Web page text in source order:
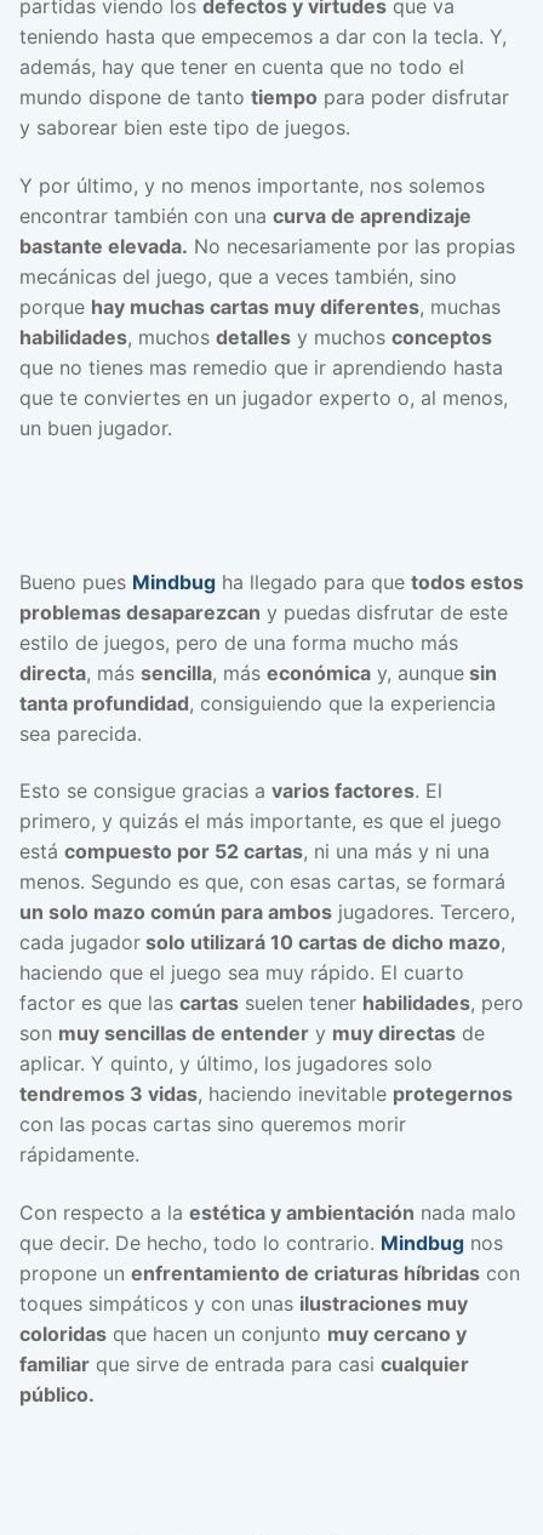
partidas viendo los defectos y virtudes que va
teniendo hasta que empecemos a dar con la tecla. Y,
además, hay que tener en cuenta que no todo el
mundo dispone de tanto tiempo para poder disfrutar
y saborear bien este tipo de juegos.
Y por último, y no menos importante, nos solemos
encontrar también con una curva de aprendizaje
bastante elevada. No necesariamente por las propias
mecánicas del juego, que a veces también, sino
porque hay muchas cartas muy diferentes, muchas
habilidades, muchos detalles y muchos conceptos
que no tienes mas remedio que ir aprendiendo hasta
que te conviertes en un jugador experto o, al menos,
un buen jugador.
Bueno pues Mindbug ha llegado para que todos estos
problemas desaparezcan y puedas disfrutar de este
estilo de juegos, pero de una forma mucho más
directa, más sencilla, más económica y, aunque sin
tanta profundidad, consiguiendo que la experiencia
sea parecida.
Esto se consigue gracias a varios factores. El
primero, y quizás el más importante, es que el juego
está compuesto por 52 cartas, ni una más y ni una
menos. Segundo es que, con esas cartas, se formará
un solo mazo común para ambos jugadores. Tercero,
cada jugador solo utilizará 10 cartas de dicho mazo,
haciendo que el juego sea muy rápido. El cuarto
factor es que las cartas suelen tener habilidades, pero
son muy sencillas de entender y muy directas de
aplicar. Y quinto, y último, los jugadores solo
tendremos 3 vidas, haciendo inevitable protegernos
con las pocas cartas sino queremos morir
rápidamente.
Con respecto a la estética y ambientación nada malo
que decir. De hecho, todo lo contrario. Mindbug nos
propone un enfrentamiento de criaturas híbridas con
toques simpáticos y con unas ilustraciones muy
coloridas que hacen un conjunto muy cercano y
familiar que sirve de entrada para casi cualquier
público.